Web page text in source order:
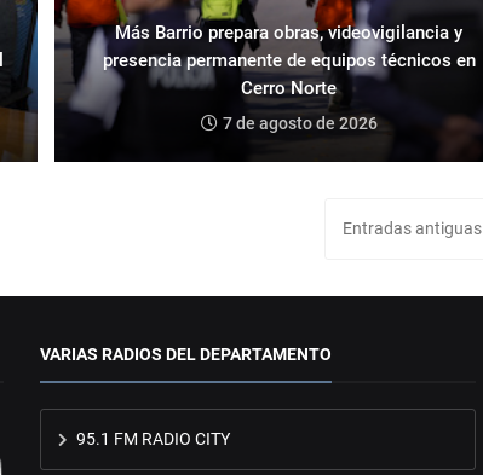
Más Barrio prepara obras, videovigilancia y
presencia permanente de equipos técnicos en
Cerro Norte
7 de agosto de 2026
Entradas antiguas
VARIAS RADIOS DEL DEPARTAMENTO
95.1 FM RADIO CITY